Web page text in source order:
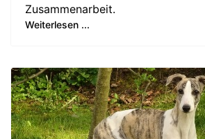
Zusammenarbeit.
Weiterlesen ...